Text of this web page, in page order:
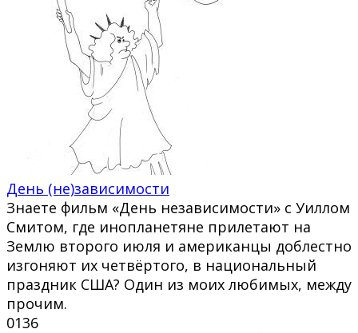
День (не)зависимости
Знаете фильм «День независимости» с Уиллом
Смитом, где инопланетяне прилетают на
Землю второго июля и американцы доблестно
изгоняют их четвёртого, в национальный
праздник США? Один из моих любимых, между
прочим.
0136